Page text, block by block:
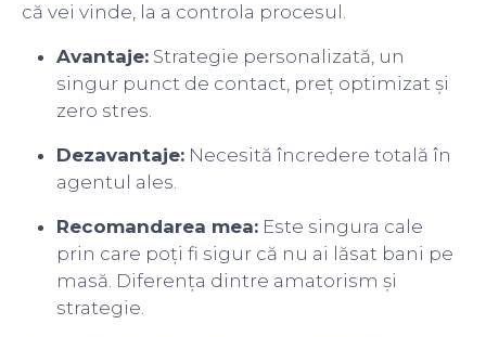
că vei vinde, la a controla procesul.
Avantaje: Strategie personalizată, un
singur punct de contact, preț optimizat și
zero stres.
Dezavantaje: Necesită încredere totală în
agentul ales.
Recomandarea mea: Este singura cale
prin care poți fi sigur că nu ai lăsat bani pe
masă. Diferența dintre amatorism și
strategie.